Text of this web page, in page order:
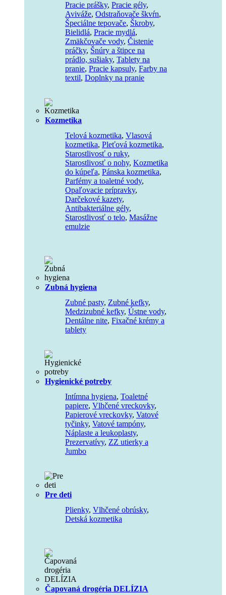
Pracie prášky, Pracie gély,
Aviváže, Odstraňovače škvŕn,
Špeciálne tepovače, Škroby,
Bielidlá, Pracie mydlá,
Zmäkčovače vody, Čistenie
práčky, Šnúry a štipce na
prádlo, sušiaky, Tablety na
pranie, Pracie kapsuly, Farby na
textil, Doplnky na pranie
Kozmetika
Telová kozmetika, Vlasová
kozmetika, Pleťová kozmetika,
Starostlivosť o ruky,
Starostlivosť o nohy, Kozmetika
do kúpeľa, Pánska kozmetika,
Parfémy a toaletné vody,
Opaľovacie prípravky,
Darčekové kazety,
Antibakteriálne gély,
Starostlivosť o telo, Masážne
emulzie
Zubná hygiena
Zubné pasty, Zubné kefky,
Medzizubné kefky, Ústne vody,
Dentálne nite, Fixačné krémy a
tablety
Hygienické potreby
Intímna hygiena, Toaletné
papiere, Vlhčené vreckovky,
Papierové vreckovky, Vatové
tyčinky, Vatové tampóny,
Náplaste a leukoplasty,
Prezervatívy, ZZ utierky a
Jumbo
Pre deti
Plienky, Vlhčené obrúsky,
Detská kozmetika
Čapovaná drogéria DELÍZIA